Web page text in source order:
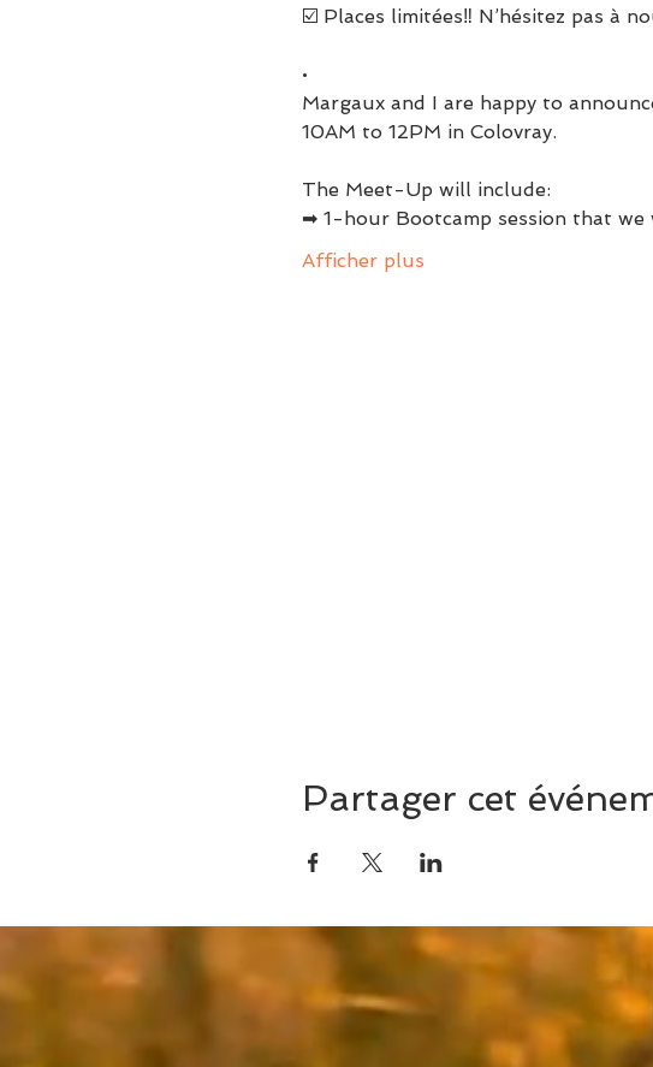
☑️ Places limitées‼️ N’hésitez pas à
•
Margaux and I are happy to
The Meet-Up will include:
➡ 1-hour Bootcamp session that
Afficher plus
Partager cet